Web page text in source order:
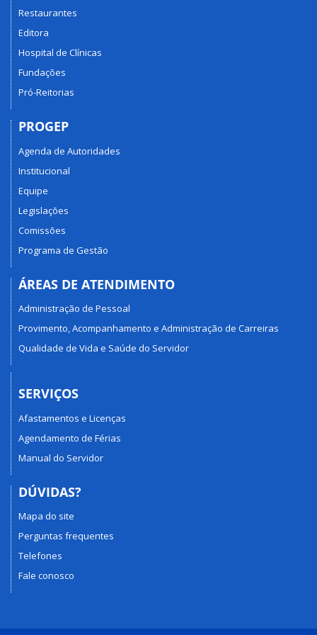
Restaurantes
Editora
Hospital de Clínicas
Fundações
Pró-Reitorias
PROGEP
Agenda de Autoridades
Institucional
Equipe
Legislações
Comissões
Programa de Gestão
ÁREAS DE ATENDIMENTO
Administração de Pessoal
Provimento, Acompanhamento e Administração de Carreiras
Qualidade de Vida e Saúde do Servidor
SERVIÇOS
Afastamentos e Licenças
Agendamento de Férias
Manual do Servidor
DÚVIDAS?
Mapa do site
Perguntas frequentes
Telefones
Fale conosco